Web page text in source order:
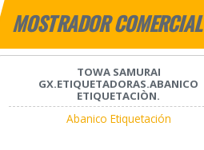
MOSTRADOR COMERCIAL
TOWA SAMURAI
GX.ETIQUETADORAS.ABANICO
ETIQUETACIÒN.
Abanico Etiquetación